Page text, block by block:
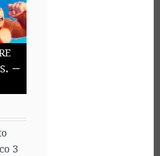
–
3